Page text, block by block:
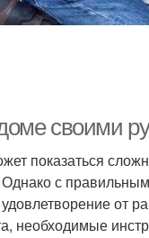
своими
показаться
с
от
необходимые